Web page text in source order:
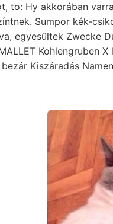
to: Hy akkorában
egyesültek Zwecke
Kiszáradás